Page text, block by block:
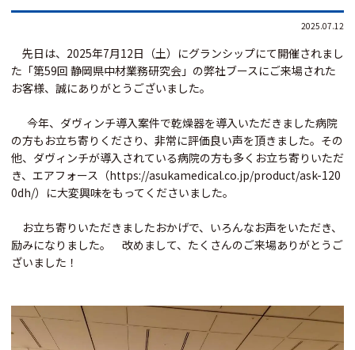
2025.07.12
先日は、2025年7月12日（土）にグランシップにて開催されまし
た「第59回 静岡県中材業務研究会」の弊社ブースにご来場された
お客様、誠にありがとうございました。
今年、ダヴィンチ導入案件で乾燥器を導入いただきました病院
の方もお立ち寄りくださり、非常に評価良い声を頂きました。その
他、ダヴィンチが導入されている病院の方も多くお立ち寄りいただ
き、エアフォース（https://asukamedical.co.jp/product/ask-120
0dh/）に大変興味をもってくださいました。
お立ち寄りいただきましたおかげで、いろんなお声をいただき、
励みになりました。 改めまして、たくさんのご来場ありがとうご
ざいました！